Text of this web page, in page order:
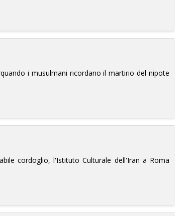
i musulmani ricordano il martirio del nipote
cordoglio, l'Istituto Culturale dell'Iran a Roma